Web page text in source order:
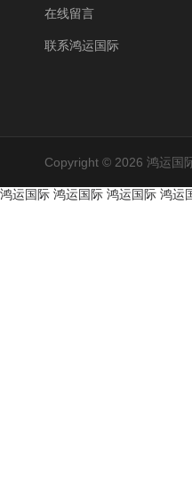
在线留言
联系鸿运国际
Copyright © 2026 鸿运国
鸿运国际 鸿运国际 鸿运国际 鸿运